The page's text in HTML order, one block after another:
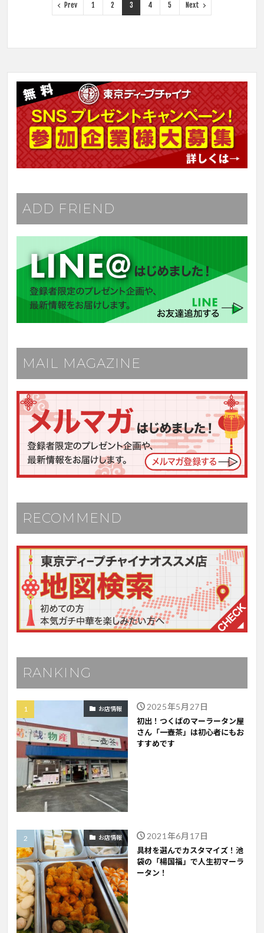
Prev 1 2 3 4 5 Next
ADD FRIEND
MAIL MAGAZINE
RECOMMEND
RANKING
お店情報 2025年5月27日
初出！つくばのマーラータン屋
さん「一壺茶」は初心者にもお
すすめです
お店情報 2021年6月17日
具材を選んでカスタマイズ！池
袋の「楊国福」で人生初マーラ
ータン！